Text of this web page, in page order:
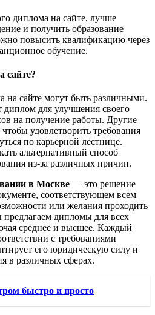
диплома на сайте, лучше
и получить образование
повысить квалификацию через
обучение.
сайте?
сайте могут быть различными.
для улучшения своего
на получение работы. Другие
удовлетворить требования
по карьерной лестнице.
альтернативный способ
из-за различных причин.
в Москве — это решение
соответствующем всем
или желания проходить
дипломы для всех
среднее и высшее. Каждый
с требованиями
его юридическую силу и
в различных сферах.
быстро и просто